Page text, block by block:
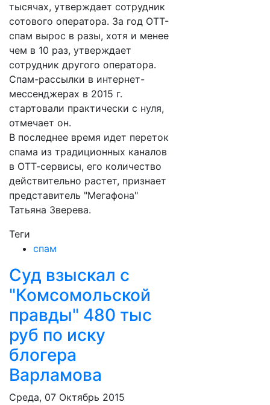
тысячах, утверждает сотрудник
сотового оператора. За год ОТТ-
спам вырос в разы, хотя и менее
чем в 10 раз, утверждает
сотрудник другого оператора.
Спам-рассылки в интернет-
мессенджерах в 2015 г.
стартовали практически с нуля,
отмечает он.
В последнее время идет переток
спама из традиционных каналов
в ОТТ-сервисы, его количество
действительно растет, признает
представитель "Мегафона"
Татьяна Зверева.
Теги
спам
Суд взыскал с
"Комсомольской
правды" 480 тыс
руб по иску
блогера
Варламова
Среда, 07 Октябрь 2015